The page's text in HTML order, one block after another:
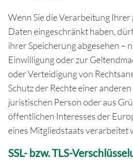
Wenn Sie die Verarbeitung
Daten eingeschränkt haben,
ihrer Speicherung abgesehen –
Einwilligung oder zur
oder Verteidigung von
Schutz der Rechte einer
juristischen Person oder aus
öffentlichen Interesses der
eines Mitgliedstaats verarbeitet
SSL- bzw. TLS-